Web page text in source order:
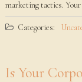
marketing tactics.
Categories:
Is Your